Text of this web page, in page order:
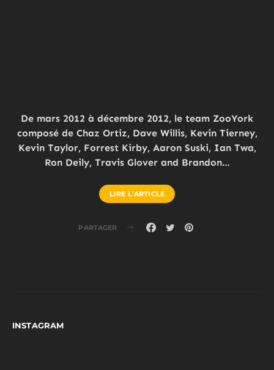
De mars 2012 à décembre 2012, le team ZooYork
composé de Chaz Ortiz, Dave Willis, Kevin Tierney,
Kevin Taylor, Forrest Kirby, Aaron Suski, Ian Twa,
Ron Deily, Travis Glover and Brandon…
LIRE L'ARTICLE
PARTAGER
INSTAGRAM